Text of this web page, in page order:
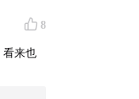
8
看来也